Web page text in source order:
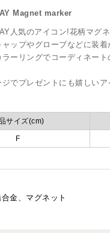
Magnet marker
人気のアイコン!花柄マグ
ップやグローブなどに装着
ーリングでコーディネー
でプレゼントにも嬉しいア
サイズ(cm)
F
金、マグネット